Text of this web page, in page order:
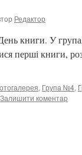
Редактор
книги. У
перші книги,
, Група №4,
Залишити коментар